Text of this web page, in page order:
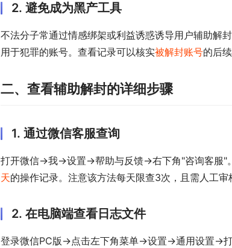
2. 避免成为黑产工具
不法分子常通过情感绑架或利益诱惑诱导用户辅助解
用于犯罪的账号。查看记录可以核实被解封账号的后
二、查看辅助解封的详细步骤
1. 通过微信客服查询
打开微信→我→设置→帮助与反馈→右下角"咨询客服"
天的操作记录。注意该方法每天限查3次，且需人工审
2. 在电脑端查看日志文件
登录微信PC版→点击左下角菜单→设置→通用设置→